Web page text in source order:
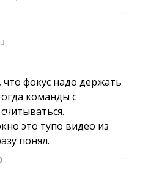
···
фокус надо держать
команды с
это тупо видео из
понял.
···